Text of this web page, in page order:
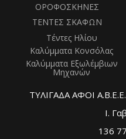
ΟΡΟΦΟΣΚΗΝΕΣ
ΤΕΝΤΕΣ ΣΚΑΦΩΝ
Τέντες Ηλίου
Καλύμματα Κονσόλας
Καλύμματα Εξωλέμβιων
Μηχανών
ΤΥΛΙΓΑΔΑ ΑΦΟΙ
Ι.
136